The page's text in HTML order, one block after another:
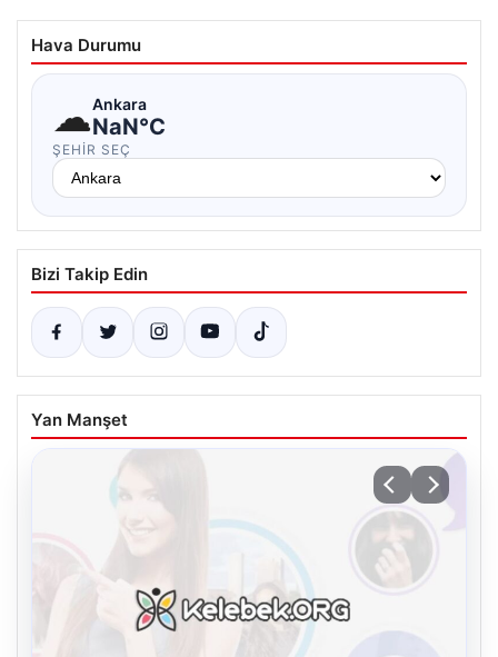
Hava Durumu
☁Ankara
NaN°C
ŞEHIR SEÇ
Bizi Takip Edin
Yan Manşet